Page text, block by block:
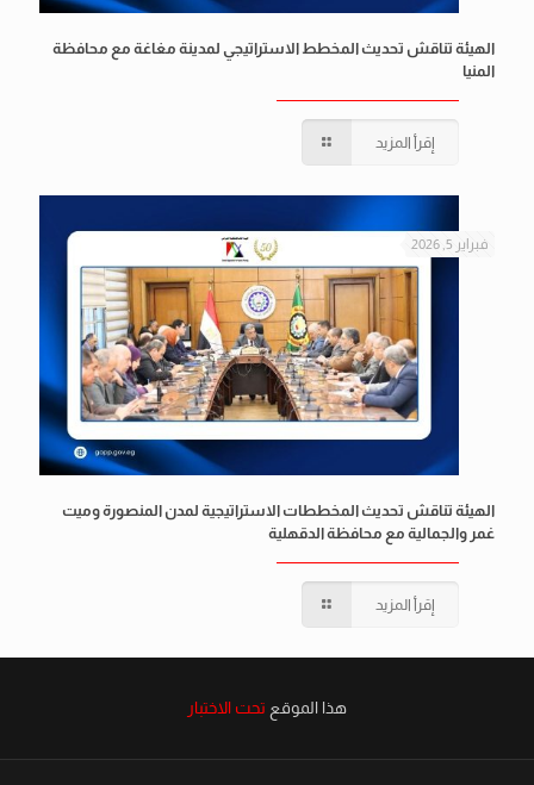
الهيئة تناقش تحديث المخطط الاستراتيجي لمدينة مغاغة مع محافظة
المنيا
إقرأ المزيد
فبراير 5, 2026
الهيئة تناقش تحديث المخططات الاستراتيجية لمدن المنصورة وميت
غمر والجمالية مع محافظة الدقهلية
إقرأ المزيد
هذا الموقع تحت الاختبار